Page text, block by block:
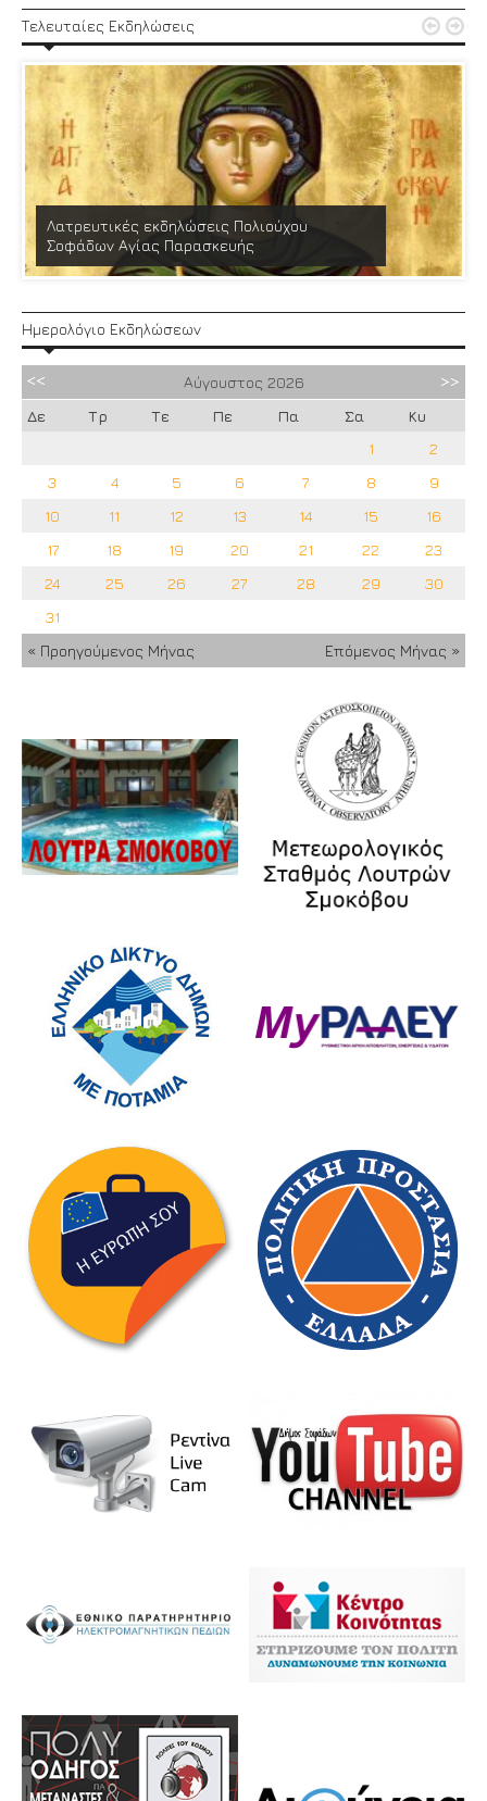
Τελευταίες Εκδηλώσεις
Λατρευτικές εκδηλώσεις Πολιούχου
Σοφάδων Αγίας Παρασκευής
 
Ημερολόγιο Εκδηλώσεων
Αύγουστος 2026
Δε
Τρ Τε Πε Πα Σα
Κυ
1
2
3
4 5 6 7 8
9
10
11 12 13 14 15
16
17
18 19 20 21 22
23
24
25 26 27 28 29
30
31
« Προηγούμενος Μήνας
Επόμενος Μήνας »